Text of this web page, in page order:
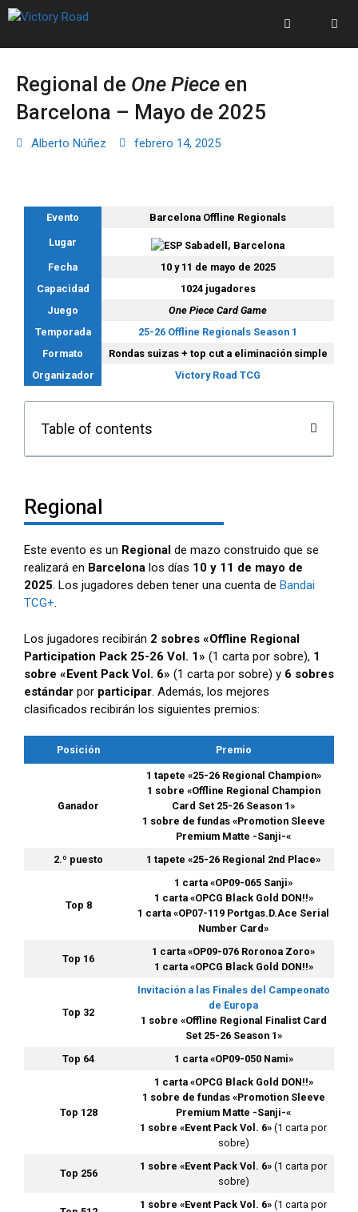
Regional de One Piece en
Barcelona – Mayo de 2025
Alberto Núñez febrero 14, 2025
Evento Barcelona Offline Regionals
Lugar
Sabadell, Barcelona
Fecha
10 y 11 de mayo de 2025
Capacidad
1024 jugadores
Juego
One Piece Card Game
Temporada
25-26 Offline Regionals Season 1
Formato
Rondas suizas + top cut a eliminación simple
Organizador
Victory Road TCG
Table of contents
Regional
Este evento es un Regional de mazo construido que se
realizará en Barcelona los días 10 y 11 de mayo de
2025. Los jugadores deben tener una cuenta de Bandai
TCG+.
Los jugadores recibirán 2 sobres «Offline Regional
Participation Pack 25-26 Vol. 1» (1 carta por sobre), 1
sobre «Event Pack Vol. 6» (1 carta por sobre) y 6 sobres
estándar por participar. Además, los mejores
clasificados recibirán los siguientes premios:
Posición Premio
Ganador
1 tapete «25-26 Regional Champion»
1 sobre «Offline Regional Champion
Card Set 25-26 Season 1»
1 sobre de fundas «Promotion Sleeve
Premium Matte -Sanji-«
2.º puesto
1 tapete «25-26 Regional 2nd Place»
Top 8
1 carta «OP09-065 Sanji»
1 carta «OPCG Black Gold DON!!»
1 carta «OP07-119 Portgas.D.Ace Serial
Number Card»
Top 16
1 carta «OP09-076 Roronoa Zoro»
1 carta «OPCG Black Gold DON!!»
Top 32
Invitación a las Finales del Campeonato
de Europa
1 sobre «Offline Regional Finalist Card
Set 25-26 Season 1»
Top 64
1 carta «OP09-050 Nami»
Top 128
1 carta «OPCG Black Gold DON!!»
1 sobre de fundas «Promotion Sleeve
Premium Matte -Sanji-«
1 sobre «Event Pack Vol. 6» (1 carta por
sobre)
Top 256
1 sobre «Event Pack Vol. 6» (1 carta por
sobre)
1 sobre «Event Pack Vol. 6» (1 carta por